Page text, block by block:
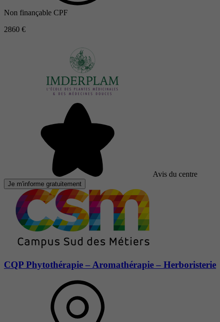
Non finançable CPF
2860 €
Avis du centre
Je m'informe gratuitement
CQP Phytothérapie – Aromathérapie – Herboristerie